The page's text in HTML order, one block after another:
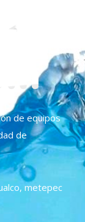
de equipos
de
metepec